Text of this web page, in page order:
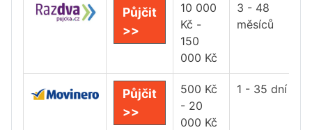
Půjčit
>>
10 000
Kč -
150
000 Kč
3 - 48
měsíců
Půjčit
>>
500 Kč
- 20
000 Kč
1 - 35 dní